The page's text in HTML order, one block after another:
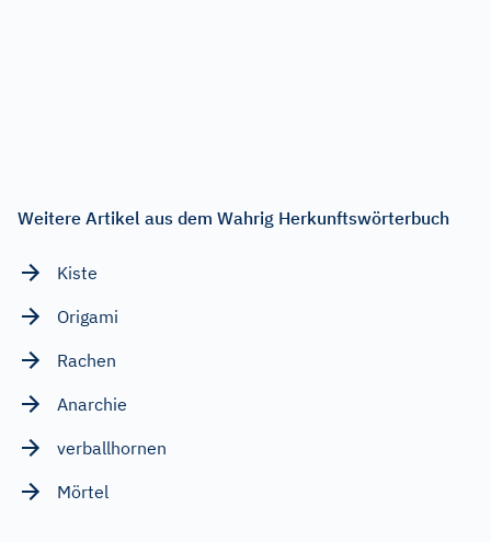
Weitere Artikel aus dem Wahrig Herkunftswörterbuch
Kiste
Origami
Rachen
Anarchie
verballhornen
Mörtel